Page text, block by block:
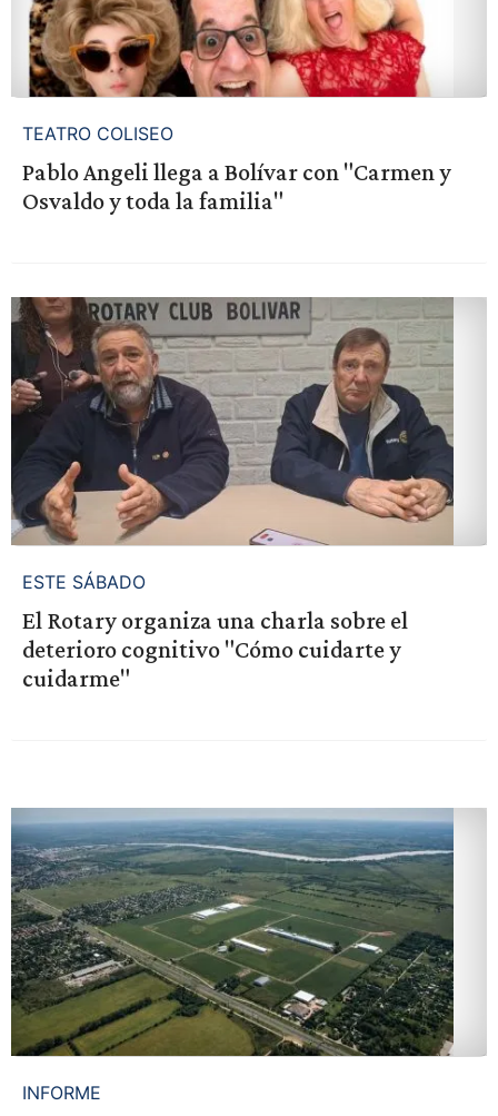
TEATRO COLISEO
Pablo Angeli llega a Bolívar con "Carmen y
Osvaldo y toda la familia"
ESTE SÁBADO
El Rotary organiza una charla sobre el
deterioro cognitivo "Cómo cuidarte y
cuidarme"
INFORME